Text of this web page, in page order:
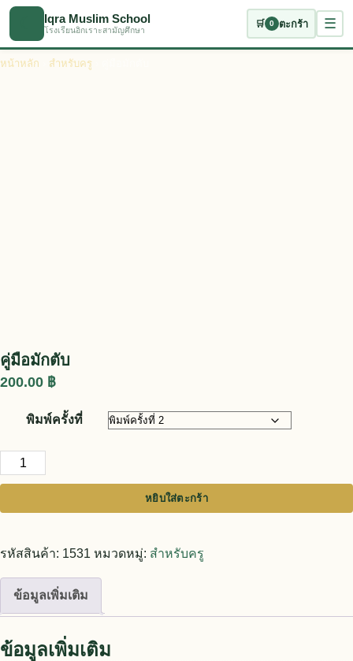
ข้ามไปเนื้อหาหลัก
Iqra Muslim School
โรงเรียนอิกเราะสามัญศึกษา
🛒 0 ตะกร้า ☰
หน้าหลัก สำหรับครู
คู่มือมักตับ
200.00 ฿
พิมพ์ครั้งที่
จำนวน คู่มือมักตับ ชิ้น
หยิบใส่ตะกร้า
รหัสสินค้า: 1531 หมวดหมู่: สำหรับครู
ข้อมูลเพิ่มเติม
ข้อมูลเพิ่มเติม